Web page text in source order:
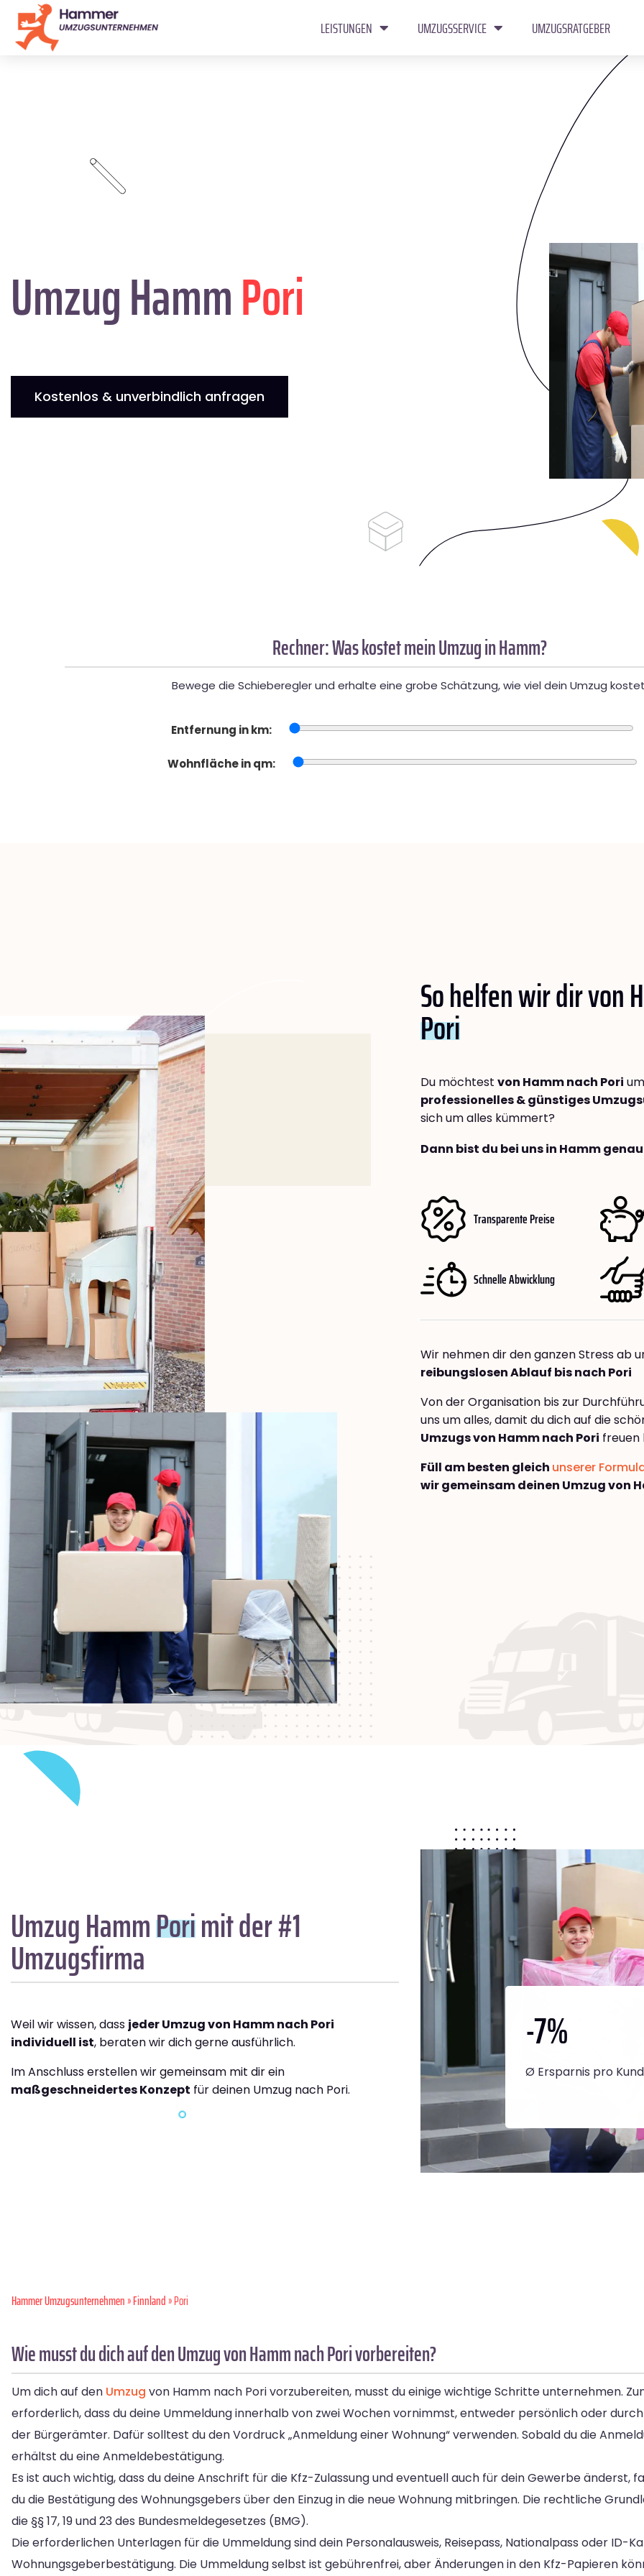
LEISTUNGEN UMZUGSSERVICE UMZUGSRATGEBER
Umzug HammPori
Kostenlos & unverbindlich anfragen
Rechner: Was kostet mein Umzug in Hamm?
Bewege die Schieberegler und erhalte eine grobe Schätzung, wie viel dein Umzug
Entfernung in km:
Wohnfläche in qm:
So helfen wir dir von
Pori
Du möchtest von Hamm nach Pori
professionelles & günstiges
sich um alles kümmert?
Dann bist du bei uns in Hamm
Transparente Preise
Schnelle Abwicklung
Wir nehmen dir den ganzen Stress ab
reibungslosen Ablauf bis nach Pori
Von der Organisation bis zur
uns um alles, damit du dich auf die
Umzugs von Hamm nach Pori freuen
Füll am besten gleich unserer
wir gemeinsam deinen Umzug von
Umzug HammPorimit der #1
Umzugsfirma
Weil wir wissen, dass jeder Umzug von Hamm nach Pori
individuell ist, beraten wir dich gerne ausführlich.
Im Anschluss erstellen wir gemeinsam mit dir ein
maßgeschneidertes Konzept für deinen Umzug nach Pori.
-7%
Ø Ersparnis pro
Hammer Umzugsunternehmen»Finnland» Pori
Wie musst du dich auf den Umzug von Hamm nach Pori vorbereiten?
Um dich auf den Umzug von Hamm nach Pori vorzubereiten, musst du einige wichtige Schritte unternehmen.
erforderlich, dass du deine Ummeldung innerhalb von zwei Wochen vornimmst, entweder persönlich oder
der Bürgerämter. Dafür solltest du den Vordruck „Anmeldung einer Wohnung“ verwenden. Sobald du die
erhältst du eine Anmeldebestätigung.
Es ist auch wichtig, dass du deine Anschrift für die Kfz-Zulassung und eventuell auch für dein Gewerbe änderst,
du die Bestätigung des Wohnungsgebers über den Einzug in die neue Wohnung mitbringen. Die rechtliche
die §§ 17, 19 und 23 des Bundesmeldegesetzes (BMG).
Die erforderlichen Unterlagen für die Ummeldung sind dein Personalausweis, Reisepass, Nationalpass oder ID-
Wohnungsgeberbestätigung. Die Ummeldung selbst ist gebührenfrei, aber Änderungen in den Kfz-Papieren